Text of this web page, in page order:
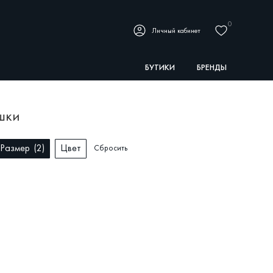
Личный кабинет
0
БУТИКИ БРЕНДЫ
ТОВАРЫ
Размер 2 Цвет Сбросить